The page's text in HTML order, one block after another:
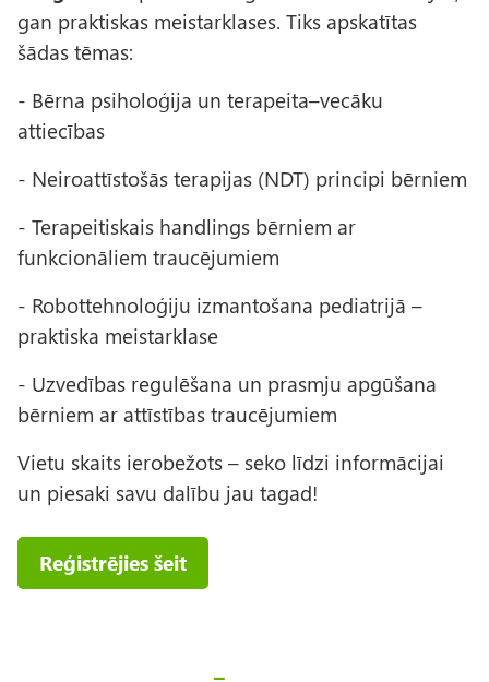
gan praktiskas meistarklases. Tiks apskatītas
šādas tēmas:
- Bērna psiholoģija un terapeita–vecāku
attiecības
- Neiroattīstošās terapijas (NDT) principi bērniem
- Terapeitiskais handlings bērniem ar
funkcionāliem traucējumiem
- Robottehnoloģiju izmantošana pediatrijā –
praktiska meistarklase
- Uzvedības regulēšana un prasmju apgūšana
bērniem ar attīstības traucējumiem
Vietu skaits ierobežots – seko līdzi informācijai
un piesaki savu dalību jau tagad!
Reģistrējies šeit